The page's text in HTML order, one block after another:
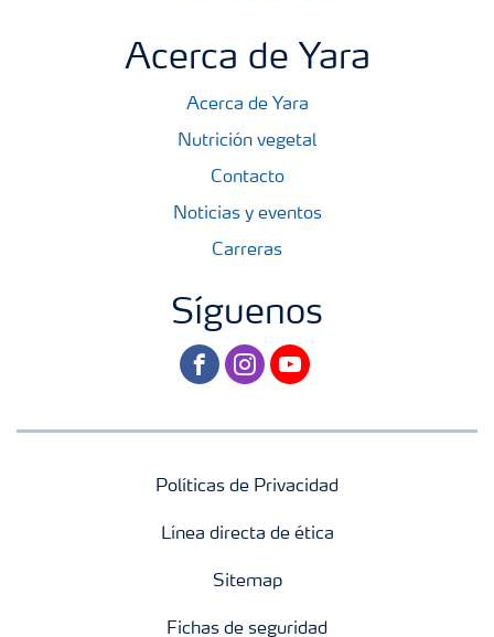
Acerca de Yara
Acerca de Yara
Nutrición vegetal
Contacto
Noticias y eventos
Carreras
Síguenos
facebookinstagram
youtube
Políticas de Privacidad
Línea directa de ética
Sitemap
Fichas de seguridad